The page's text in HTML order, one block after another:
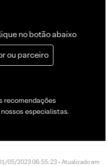
no botão abaixo
ou parceiro
recomendações
especialistas.
05/2023 06:55:23 • Atualizado em